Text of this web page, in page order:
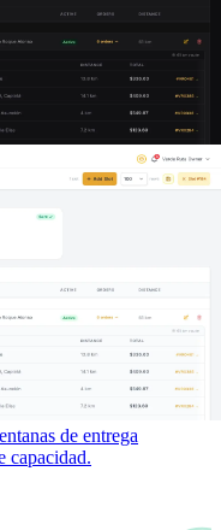
de entrega
capacidad.